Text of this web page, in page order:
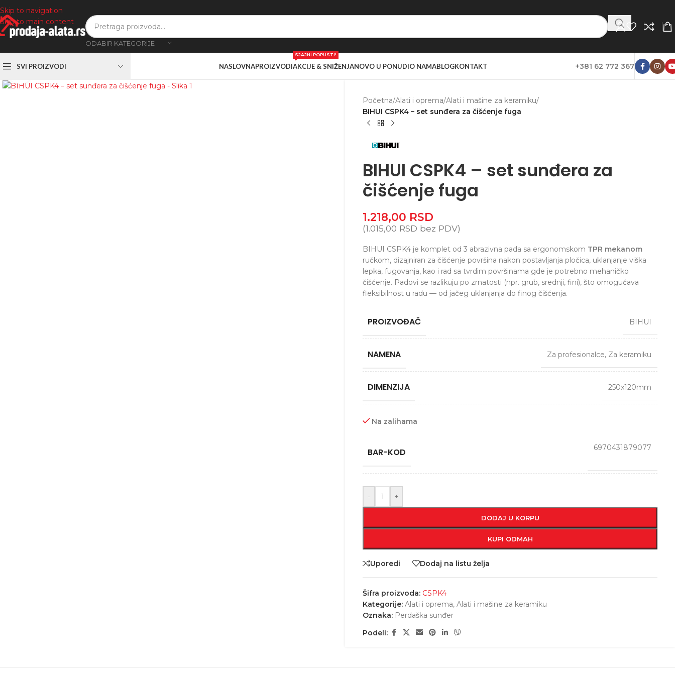
Skip to navigation
Skip to main content
ODABIR KATEGORIJE
SVI PROIZVODI NASLOVNAPROIZVODIAKCIJE & SNIŽENJA
SJAJNI POPUSTI!
NOVO U PONUDIO NAMABLOGKONTAKT +381 62 772 367
Zumiranje
Početna/Alati i oprema/Alati i mašine za keramiku/
BIHUI CSPK4 – set sunđera za čišćenje fuga
BIHUI CSPK4 – set sunđera za
čišćenje fuga
1.218,00 RSD
(1.015,00 RSD bez PDV)
BIHUI CSPK4 je komplet od 3 abrazivna pada sa ergonomskom TPR mekanom
ručkom, dizajniran za čišćenje površina nakon postavljanja pločica, uklanjanje viška
lepka, fugovanja, kao i rad sa tvrdim površinama gde je potrebno mehaničko
čišćenje. Padovi se razlikuju po zrnatosti (npr. grub, srednji, fini), što omogućava
fleksibilnost u radu — od jačeg uklanjanja do finog čišćenja.
PROIZVOĐAČ BIHUI
NAMENA Za profesionalce, Za keramiku
DIMENZIJA 250x120mm
Na zalihama
BAR-KOD 6970431879077
- +
DODAJ U KORPU
KUPI ODMAH
Uporedi Dodaj na listu želja
Šifra proizvoda: CSPK4
Kategorije: Alati i oprema, Alati i mašine za keramiku
Oznaka: Perdaška sunđer
Podeli: